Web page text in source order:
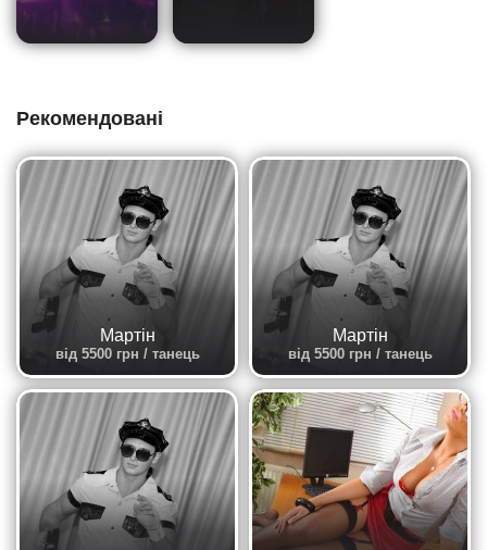
Рекомендовані
Мартін
від 5500 грн / танець
Мартін
від 5500 грн / танець